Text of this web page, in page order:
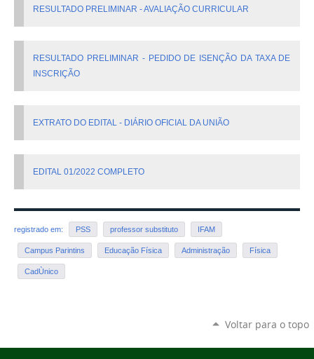
RESULTADO PRELIMINAR - AVALIAÇÃO CURRICULAR
RESULTADO PRELIMINAR - PEDIDO DE ISENÇÃO DA TAXA DE
INSCRIÇÃO
EXTRATO DO EDITAL - DIÁRIO OFICIAL DA UNIÃO
EDITAL 01/2022 COMPLETO
registrado em: PSS professor substituto IFAM
Campus Parintins Educação Física Administração Física
CadÙnico
Voltar para o topo